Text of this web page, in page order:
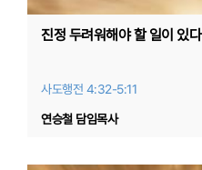
진정 두려워해야 할 일이 있다
사도행전 4:32-5:11
연승철 담임목사